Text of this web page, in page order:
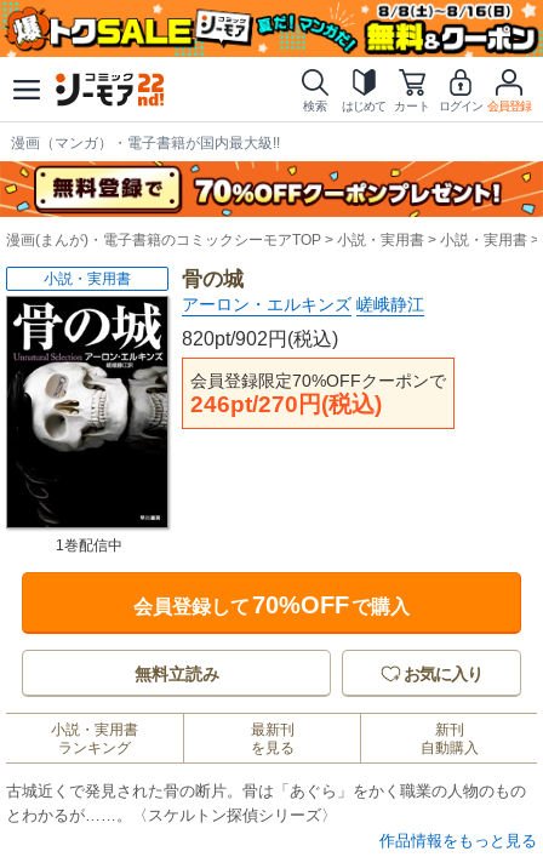
検索 はじめて カート ログイン 会員登録
漫画（マンガ）・電子書籍が国内最大級!!
漫画(まんが)・電子書籍のコミックシーモアTOP 小説・実用書 小説・実用書
骨の城
アーロン・エルキンズ 嵯峨静江
820pt/902円(税込)
会員登録限定70%OFFクーポンで
246pt/270円(税込)
小説・実用書
1巻配信中
会員登録して70%OFFで購入
無料立読み お気に入り
小説・実用書
ランキング
最新刊
を見る
新刊
自動購入
古城近くで発見された骨の断片。骨は「あぐら」をかく職業の人物のもの
とわかるが……。〈スケルトン探偵シリーズ〉
作品情報をもっと見る